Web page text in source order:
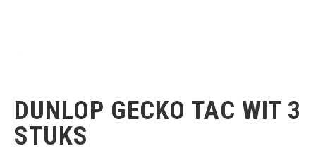
begin
van
de
afbeeldingen-
DUNLOP GECKO TAC WIT 3
STUKS